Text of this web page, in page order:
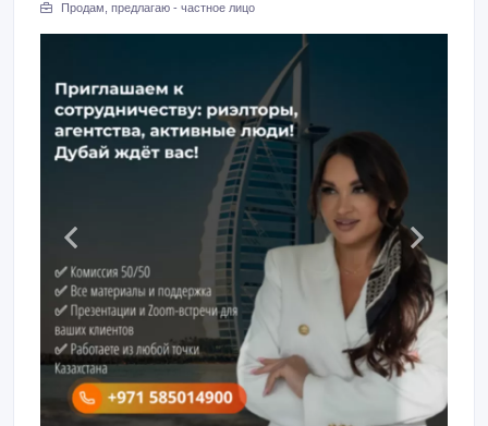
Продам, предлагаю - частное лицо